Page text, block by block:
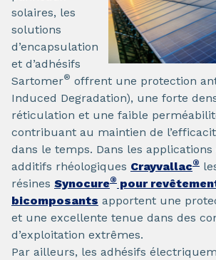
solaires, les
solutions
d’encapsulation
et d’adhésifs
Sartomer® offrent une protection
Induced Degradation), une forte
réticulation et une faible
contribuant au maintien de
dans le temps. Dans les applications
additifs rhéologiques Crayvallac®
résines Synocure® pour
bicomposants apportent une
et une excellente tenue dans des
d’exploitation extrêmes.
Par ailleurs, les adhésifs